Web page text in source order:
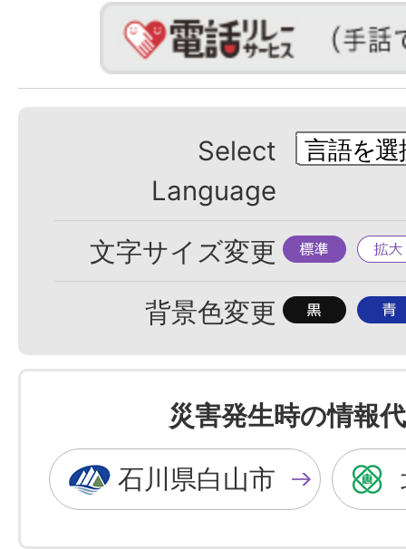
Select
Language
文字サイズ変更 標
準
拡
大
背景色変更 背
色
を
黒
色
に
背
色
を
青
色
に
災害発生時の情報
石川県白山市